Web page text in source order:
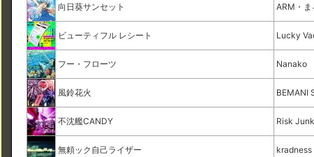
向日葵サンセット ARM・
ビューティフル レシート Lucky
フー・フローツ Nanako
風鈴花火 BEMANI
不沈艦CANDY Risk Junk
無頼ック自己ライザー kradness